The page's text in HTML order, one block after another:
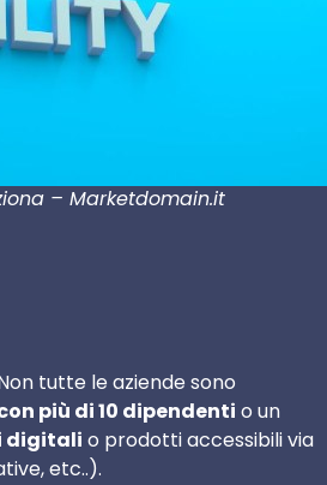
– Marketdomain.it
tutte le aziende sono
più di 10 dipendenti o un
digitali o prodotti accessibili via
etc..).